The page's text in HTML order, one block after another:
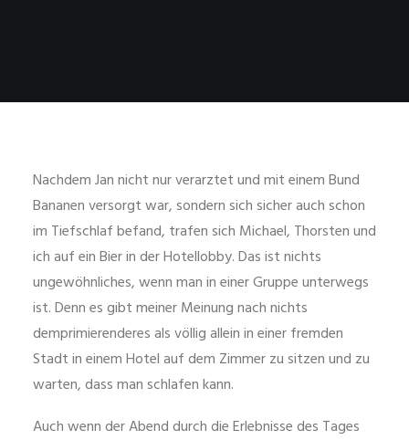
Nachdem Jan nicht nur verarztet und mit einem Bund
Bananen versorgt war, sondern sich sicher auch schon
im Tiefschlaf befand, trafen sich Michael, Thorsten und
ich auf ein Bier in der Hotellobby. Das ist nichts
ungewöhnliches, wenn man in einer Gruppe unterwegs
ist. Denn es gibt meiner Meinung nach nichts
demprimierenderes als völlig allein in einer fremden
Stadt in einem Hotel auf dem Zimmer zu sitzen und zu
warten, dass man schlafen kann.
Auch wenn der Abend durch die Erlebnisse des Tages